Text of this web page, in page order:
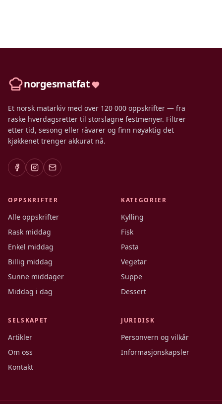
norgesmatfat
Et norsk matarkiv med over 120 000 oppskrifter — fra
raske hverdagsretter til storslagne festmenyer. Filtrer
etter tid, sesong eller råvarer og finn nøyaktig det
kjøkkenet trenger akkurat nå.
OPPSKRIFTER
Alle oppskrifter
Rask middag
Enkel middag
Billig middag
Sunne middager
Middag i dag
KATEGORIER
Kylling
Fisk
Pasta
Vegetar
Suppe
Dessert
SELSKAPET
Artikler
Om oss
Kontakt
JURIDISK
Personvern og vilkår
Informasjonskapsler